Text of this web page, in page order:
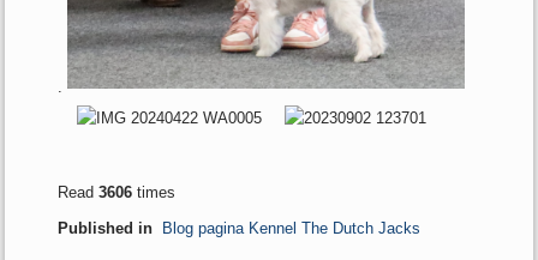
.
Read3606 times
Published in
Blog pagina Kennel The Dutch Jacks